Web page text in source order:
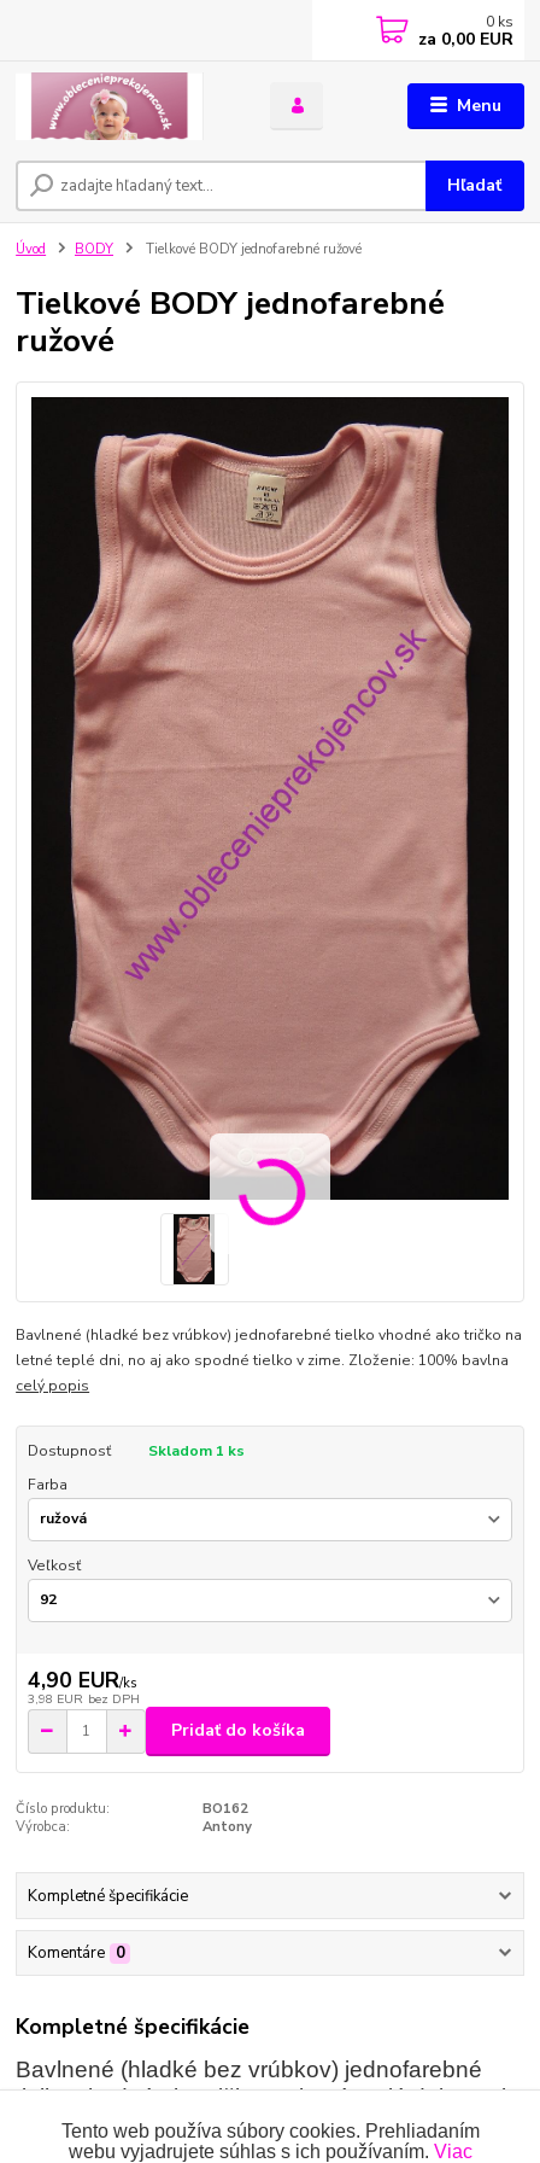
Menu
Hľadať
0 ks
za 0,00 EUR
Úvod BODY Tielkové BODY jednofarebné ružové
Tielkové BODY jednofarebné
ružové
Bavlnené (hladké bez vrúbkov) jednofarebné tielko vhodné ako tričko na
letné teplé dni, no aj ako spodné tielko v zime. Zloženie: 100% bavlna
celý popis
Dostupnosť
Skladom 1 ks
Farba
Veľkosť
4,90 EUR/ks
3,98 EUR bez DPH
Pridať do košíka
Číslo produktu:
BO162
Výrobca:
Antony
Kompletné špecifikácie
Komentáre 0
Kompletné špecifikácie
Bavlnené (hladké bez vrúbkov) jednofarebné
tielko vhodné ako tričko na letné teplé dni, no aj
ako spodné tielko v zime.
Tento web používa súbory cookies. Prehliadaním
webu vyjadrujete súhlas s ich používaním. Viac